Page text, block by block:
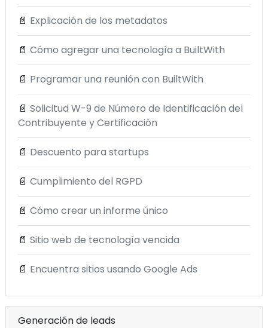
📄 Explicación de los metadatos
📄 Cómo agregar una tecnología a BuiltWith
📄 Programar una reunión con BuiltWith
📄 Solicitud W-9 de Número de Identificación del
Contribuyente y Certificación
📄 Descuento para startups
📄 Cumplimiento del RGPD
📄 Cómo crear un informe único
📄 Sitio web de tecnología vencida
📄 Encuentra sitios usando Google Ads
Generación de leads